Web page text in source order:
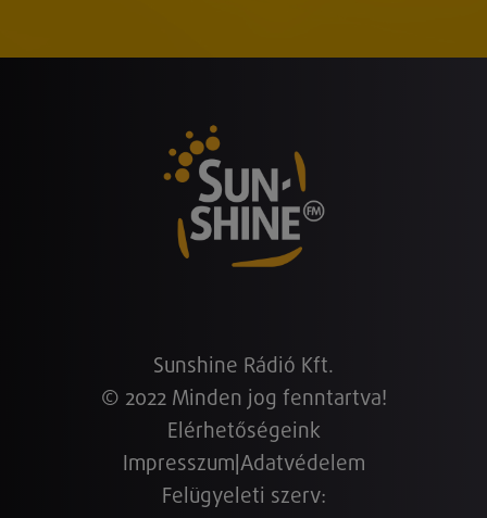
Sunshine Rádió Kft.
© 2022 Minden jog fenntartva!
Elérhetőségeink
Impresszum Adatvédelem
Felügyeleti szerv: